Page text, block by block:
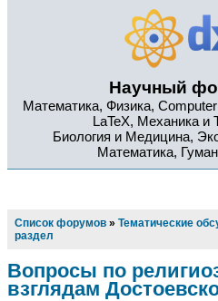
Научный
Математика, Физика,
LaTeX, Механика и
Биология и Медицина,
Математика,
Список форумов » Тематические
раздел
Вопросы по
взглядам